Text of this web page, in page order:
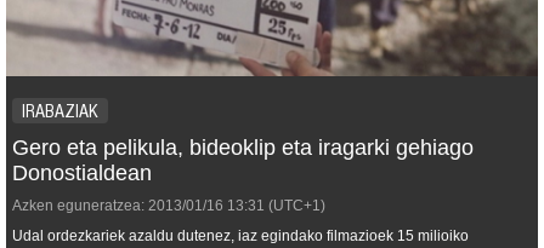
IRABAZIAK
Gero eta pelikula, bideoklip eta iragarki gehiago
Donostialdean
Azken eguneratzea: 2013/01/16 13:31 (UTC+1)
Udal ordezkariek azaldu dutenez, iaz egindako filmazioek 15 milioiko